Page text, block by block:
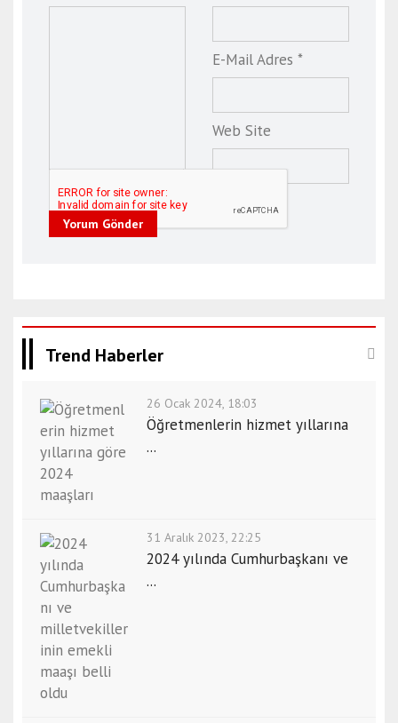
E-Mail Adres *
Web Site
Yorum Gönder
Trend Haberler
26 Ocak 2024, 18:03
Öğretmenlerin hizmet yıllarına
...
31 Aralık 2023, 22:25
2024 yılında Cumhurbaşkanı ve
...